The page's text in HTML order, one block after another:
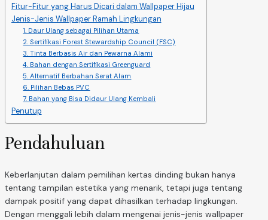
Fitur-Fitur yang Harus Dicari dalam Wallpaper Hijau
Jenis-Jenis Wallpaper Ramah Lingkungan
1. Daur Ulang sebagai Pilihan Utama
2. Sertifikasi Forest Stewardship Council (FSC)
3. Tinta Berbasis Air dan Pewarna Alami
4. Bahan dengan Sertifikasi Greenguard
5. Alternatif Berbahan Serat Alam
6. Pilihan Bebas PVC
7. Bahan yang Bisa Didaur Ulang Kembali
Penutup
Pendahuluan
Keberlanjutan dalam pemilihan kertas dinding bukan hanya
tentang tampilan estetika yang menarik, tetapi juga tentang
dampak positif yang dapat dihasilkan terhadap lingkungan.
Dengan menggali lebih dalam mengenai jenis-jenis wallpaper